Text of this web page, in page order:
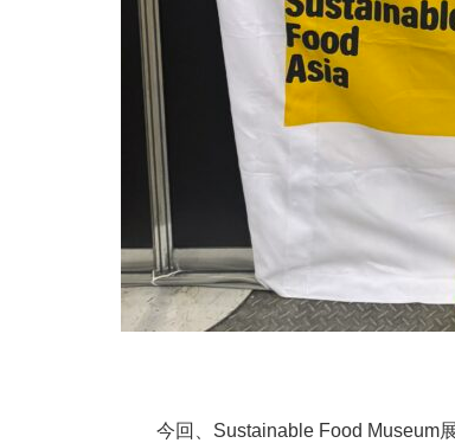
今回、Sustainable Food Museum